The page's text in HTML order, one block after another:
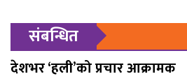
संबन्धित
देशभर ‘हली’को प्रचार आक्रामक